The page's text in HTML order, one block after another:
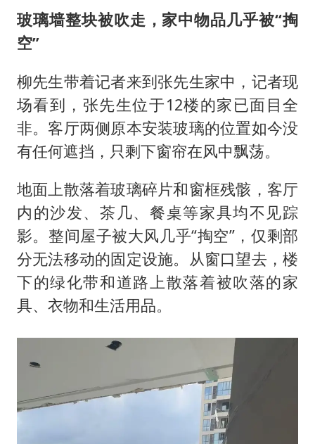
玻璃墙整块被吹走，家中物品几乎被“掏
空”
柳先生带着记者来到张先生家中，记者现
场看到，张先生位于12楼的家已面目全
非。客厅两侧原本安装玻璃的位置如今没
有任何遮挡，只剩下窗帘在风中飘荡。
地面上散落着玻璃碎片和窗框残骸，客厅
内的沙发、茶几、餐桌等家具均不见踪
影。整间屋子被大风几乎“掏空”，仅剩部
分无法移动的固定设施。从窗口望去，楼
下的绿化带和道路上散落着被吹落的家
具、衣物和生活用品。